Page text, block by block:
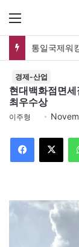
경제-산업
현대백화점면
최우수상
이주형